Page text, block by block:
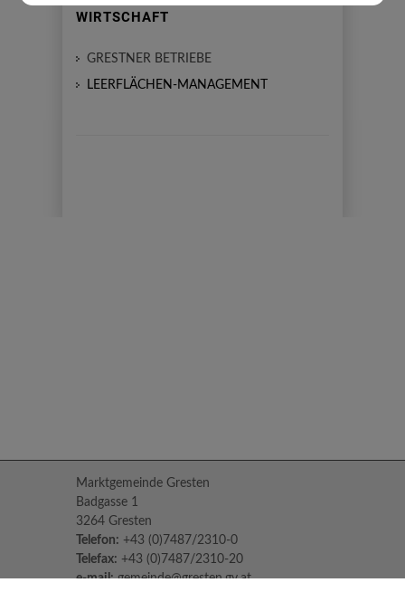
WIRTSCHAFT
GRESTNER BETRIEBE
LEERFLÄCHEN-MANAGEMENT
Marktgemeinde Gresten
Badgasse 1
3264 Gresten
Telefon: +43 (0)7487/2310-0
Telefax: +43 (0)7487/2310-20
e-mail: gemeinde@gresten.gv.at